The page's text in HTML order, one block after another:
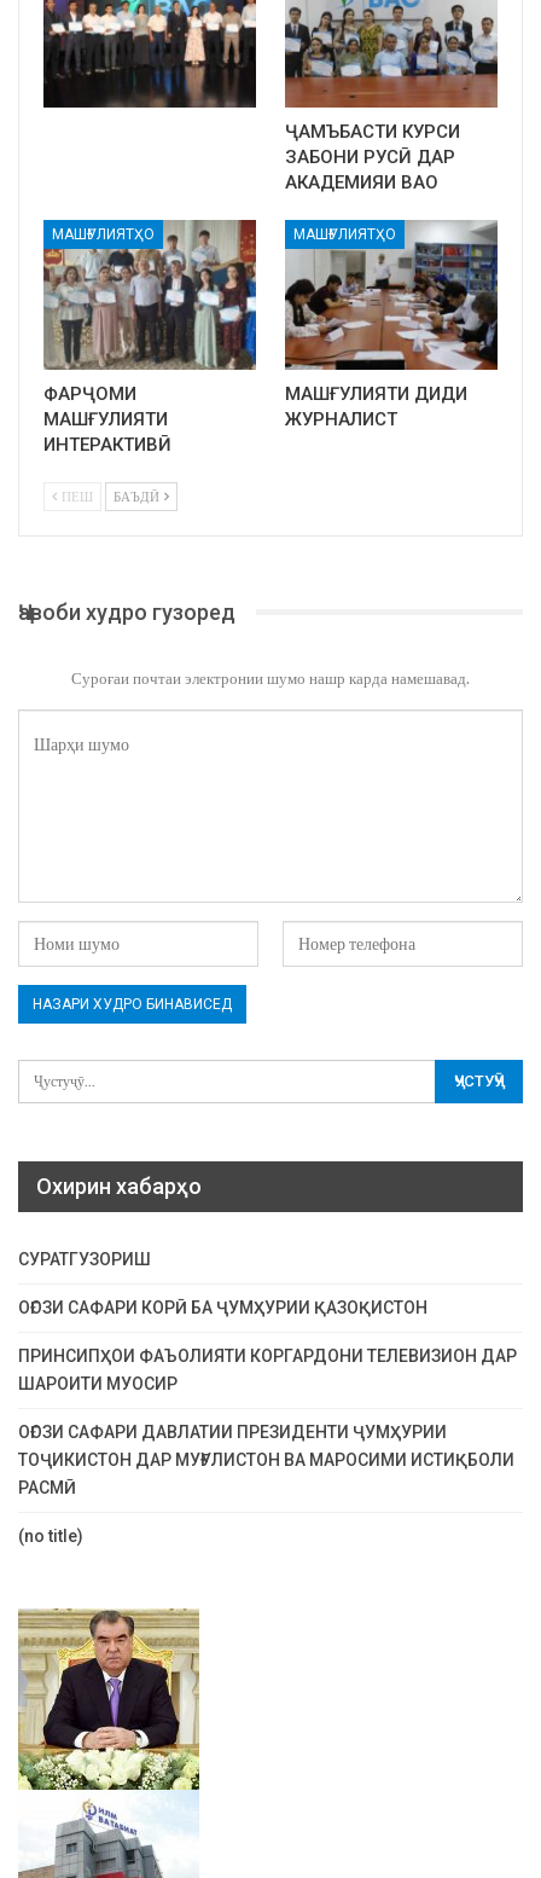
ҶАМЪБАСТИ КУРСИ
ЗАБОНИ РУСӢ ДАР
АКАДЕМИЯИ ВАО
МАШҒУЛИЯТҲО
ФАРҶОМИ
МАШҒУЛИЯТИ
ИНТЕРАКТИВӢ
МАШҒУЛИЯТҲО
МАШҒУЛИЯТИ ДИДИ
ЖУРНАЛИСТ
ПЕШ БАЪДӢ
Ҷавоби худро гузоред
Суроғаи почтаи электронии шумо нашр карда намешавад.
Охирин хабарҳо
СУРАТГУЗОРИШ
ОҒОЗИ САФАРИ КОРӢ БА ҶУМҲУРИИ ҚАЗОҚИСТОН
ПРИНСИПҲОИ ФАЪОЛИЯТИ КОРГАРДОНИ ТЕЛЕВИЗИОН ДАР
ШАРОИТИ МУОСИР
ОҒОЗИ САФАРИ ДАВЛАТИИ ПРЕЗИДЕНТИ ҶУМҲУРИИ
ТОҶИКИСТОН ДАР МУҒУЛИСТОН ВА МАРОСИМИ ИСТИҚБОЛИ
РАСМӢ
(no title)